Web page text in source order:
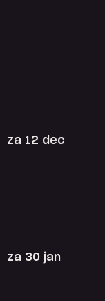
za 12 dec
za 30 jan